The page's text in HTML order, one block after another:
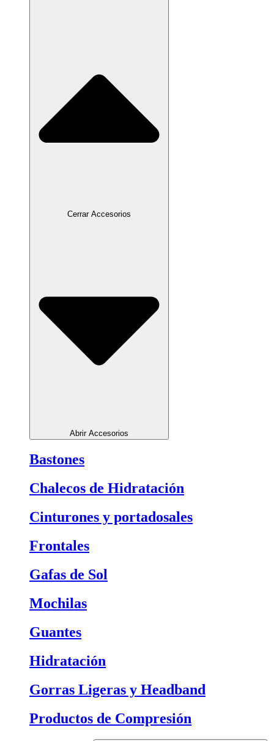
Cerrar Accesorios
Abrir Accesorios
Bastones
Chalecos de Hidratación
Cinturones y portadosales
Frontales
Gafas de Sol
Mochilas
Guantes
Hidratación
Gorras Ligeras y Headband
Productos de Compresión